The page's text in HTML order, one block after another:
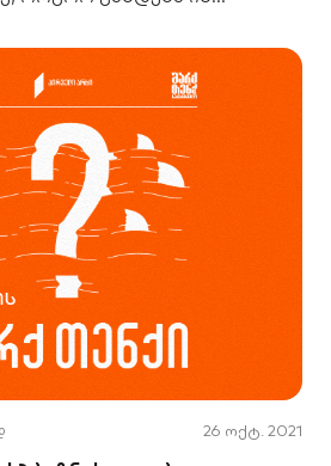
26 ოქტ. 2021